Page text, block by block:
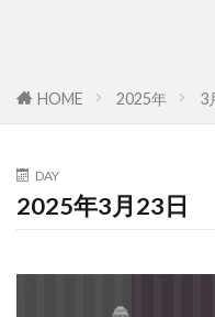
HOME 2025年 3
DAY
2025年3月23日